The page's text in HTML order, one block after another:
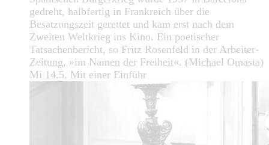
gedreht, halbfertig in Frankreich über die
Besatzungszeit gerettet und kam erst nach dem
Zweiten Weltkrieg ins Kino. Ein poetischer
Tatsachenbericht, so Fritz Rosenfeld in der Arbeiter-
Zeitung, »im Namen der Freiheit«. (Michael Omasta)
Mi 14.5. Mit einer Einführ